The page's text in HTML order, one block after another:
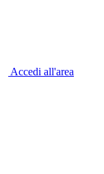
Accedi all'area